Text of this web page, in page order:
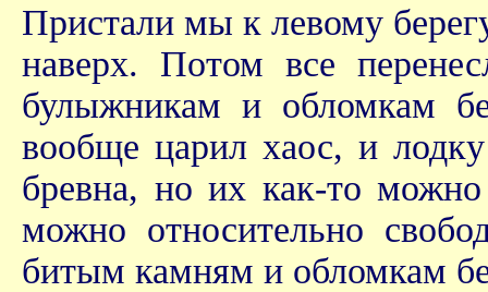
Пристали мы к левому
наверх. Потом все
булыжникам и обломкам
вообще царил хаос, и
бревна, но их как-то
можно относительно
битым камням и обломкам